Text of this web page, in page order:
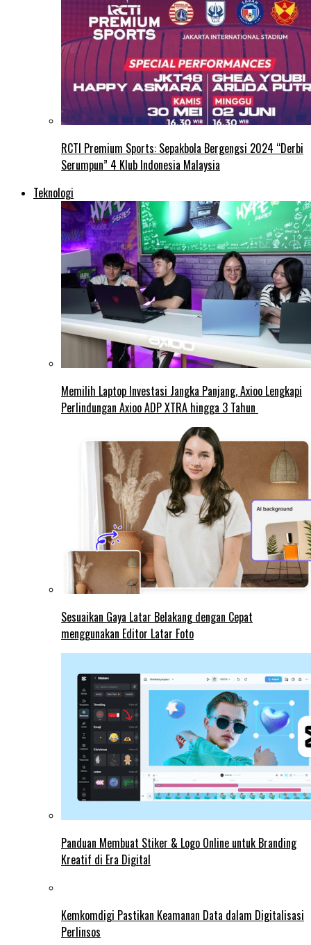
RCTI Premium Sports: Sepakbola Bergengsi 2024 “Derbi
Serumpun” 4 Klub Indonesia Malaysia
Teknologi
Memilih Laptop Investasi Jangka Panjang, Axioo Lengkapi
Perlindungan Axioo ADP XTRA hingga 3 Tahun
Sesuaikan Gaya Latar Belakang dengan Cepat
menggunakan Editor Latar Foto
Panduan Membuat Stiker & Logo Online untuk Branding
Kreatif di Era Digital
Kemkomdigi Pastikan Keamanan Data dalam Digitalisasi
Perlinsos